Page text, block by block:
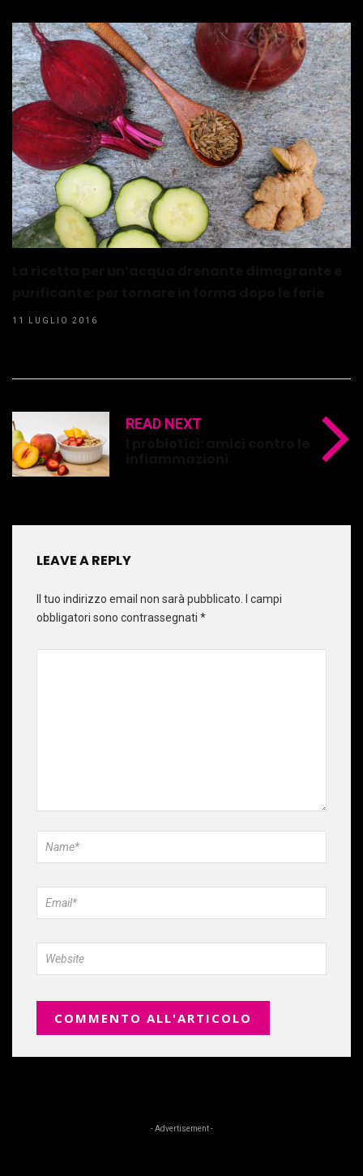
11 LUGLIO 2016
READ NEXT
LEAVE A REPLY
Il tuo indirizzo email non sarà pubblicato.
I campi
obbligatori sono contrassegnati *
- Advertisement -